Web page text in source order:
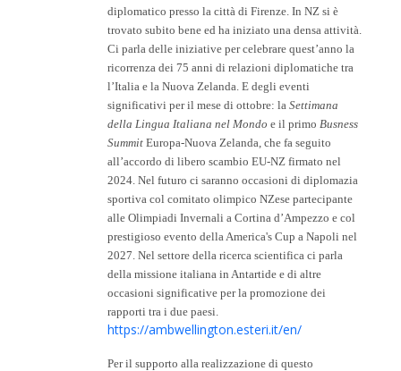
diplomatico presso la città di Firenze. In NZ si è
trovato subito bene ed ha iniziato una densa attività.
Ci parla delle iniziative per celebrare quest’anno la
ricorrenza dei 75 anni di relazioni diplomatiche tra
l’Italia e la Nuova Zelanda. E degli eventi
significativi per il mese di ottobre: la Settimana
della Lingua Italiana nel Mondo e il primo Busness
Summit Europa-Nuova Zelanda, che fa seguito
all’accordo di libero scambio EU-NZ firmato nel
2024. Nel futuro ci saranno occasioni di diplomazia
sportiva col comitato olimpico NZese partecipante
alle Olimpiadi Invernali a Cortina d’Ampezzo e col
prestigioso evento della America's Cup a Napoli nel
2027. Nel settore della ricerca scientifica ci parla
della missione italiana in Antartide e di altre
occasioni significative per la promozione dei
rapporti tra i due paesi.
https://ambwellington.esteri.it/en/
Per il supporto alla realizzazione di questo